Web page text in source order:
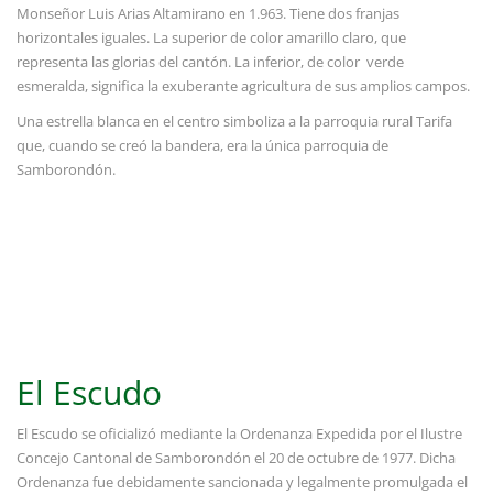
Monseñor Luis Arias Altamirano en 1.963. Tiene dos franjas
horizontales iguales. La superior de color amarillo claro, que
representa las glorias del cantón. La inferior, de color verde
esmeralda, significa la exuberante agricultura de sus amplios campos.
Una estrella blanca en el centro simboliza a la parroquia rural Tarifa
que, cuando se creó la bandera, era la única parroquia de
Samborondón.
El Escudo
El Escudo se oficializó mediante la Ordenanza Expedida por el Ilustre
Concejo Cantonal de Samborondón el 20 de octubre de 1977. Dicha
Ordenanza fue debidamente sancionada y legalmente promulgada el